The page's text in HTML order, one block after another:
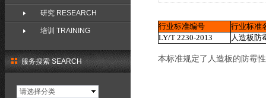
服务搜索 SEARCH
请选择分类
行业标准编号
行业标准
LY/T 2230-2013
人造板防
本标准规定了人造板的防霉
研究 RESEARCH
培训 TRAINING